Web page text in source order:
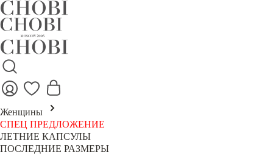
Женщины
СПЕЦ ПРЕДЛОЖЕНИЕ
ЛЕТНИЕ КАПСУЛЫ
ПОСЛЕДНИЕ РАЗМЕРЫ